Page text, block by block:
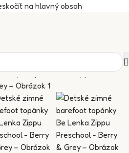
na hlavný obsah